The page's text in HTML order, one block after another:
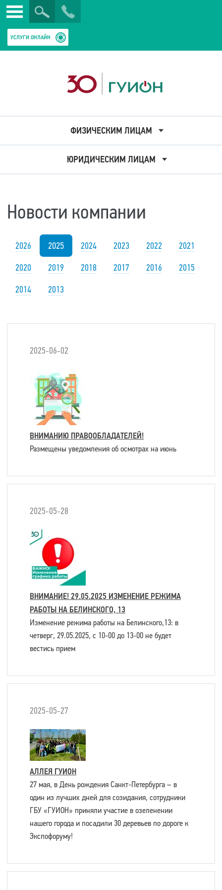
Закрыть
Искать
УСЛУГИ ОНЛАЙН
ФИЗИЧЕСКИМ ЛИЦАМ
ЮРИДИЧЕСКИМ ЛИЦАМ
Новости компании
2026 2025 2024 2023 2022
2021
2020
2019 2018 2017 2016
2015
2014
2013
2025-06-02
ВНИМАНИЮ ПРАВООБЛАДАТЕЛЕЙ!
Размещены уведомления об осмотрах на июнь
2025-05-28
ВНИМАНИЕ! 29.05.2025 ИЗМЕНЕНИЕ РЕЖИМА
РАБОТЫ НА БЕЛИНСКОГО, 13
Изменение режима работы на Белинского,13: в
четверг, 29.05.2025, с 10-00 до 13-00 не будет
вестись прием
2025-05-27
АЛЛЕЯ ГУИОН
27 мая, в День рождения Санкт-Петербурга – в
один из лучших дней для созидания, сотрудники
ГБУ «ГУИОН» приняли участие в озеленении
нашего города и посадили 30 деревьев по дороге к
Экспофоруму!